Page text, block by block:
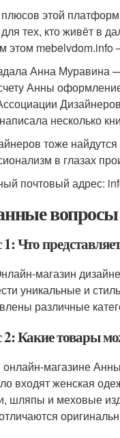
этой
тех, кто живёт в
этом
Анна Муравина
Анны
несколько
тоже
в глазах
почтовый адрес:
Что
магазин
уникальные и
различные
2: Какие товары
онлайн-магазине
входят женская
шляпы и меховые